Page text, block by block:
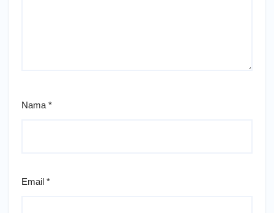
Nama *
Email *